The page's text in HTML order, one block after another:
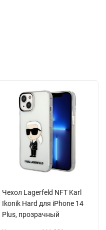
Чехол Lagerfeld NFT Karl
Ikonik Hard для iPhone 14
Plus, прозрачный